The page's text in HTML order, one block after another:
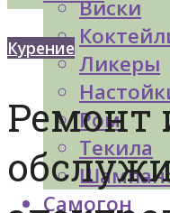
Виски
Ликеры
Ром
Текила
Самогон
Курение
Ремонт